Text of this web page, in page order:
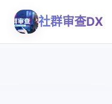
社群审查DX